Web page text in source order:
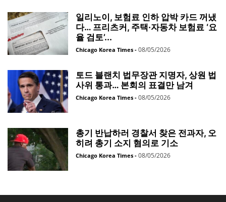
일리노이, 보험료 인하 압박 카드 꺼냈
다… 프리츠커, 주택·자동차 보험료 ‘요
율 검토’...
Chicago Korea Times - 08/05/2026
토드 블랜치 법무장관 지명자, 상원 법
사위 통과… 본회의 표결만 남겨
Chicago Korea Times - 08/05/2026
총기 반납하러 경찰서 찾은 전과자, 오
히려 총기 소지 혐의로 기소
Chicago Korea Times - 08/05/2026